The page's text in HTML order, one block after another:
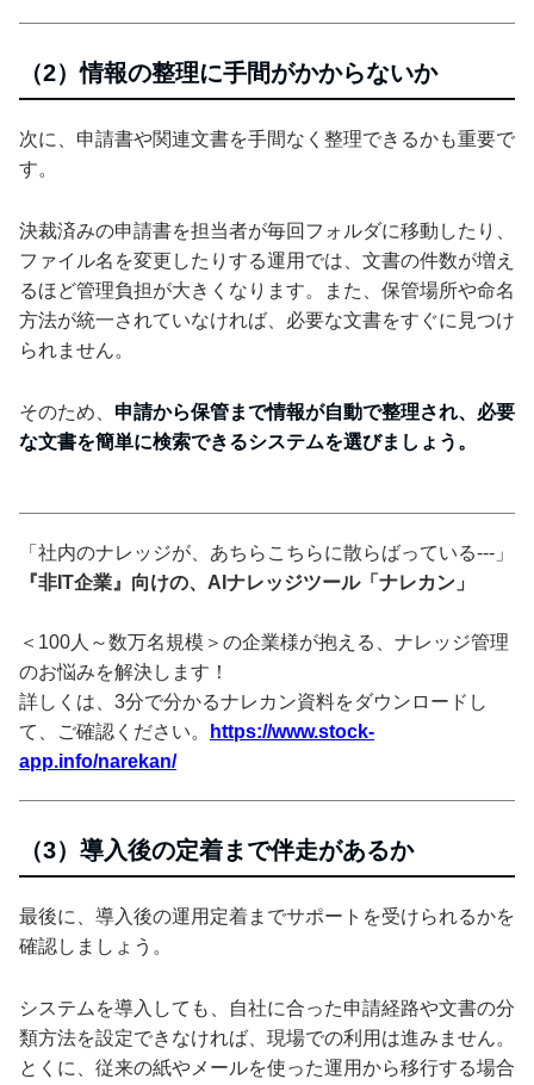
（2）情報の整理に手間がかからないか
次に、申請書や関連文書を手間なく整理できるかも重要で
す。
決裁済みの申請書を担当者が毎回フォルダに移動したり、
ファイル名を変更したりする運用では、文書の件数が増え
るほど管理負担が大きくなります。また、保管場所や命名
方法が統一されていなければ、必要な文書をすぐに見つけ
られません。
そのため、 申請から保管まで情報が自動で整理され、必要
な文書を簡単に検索できるシステムを選びましょう。
「社内のナレッジが、あちらこちらに散らばっている---」
『非IT企業』向けの、AIナレッジツール「ナレカン」
＜100人～数万名規模＞の企業様が抱える、ナレッジ管理
のお悩みを解決します！
詳しくは、3分で分かるナレカン資料をダウンロードし
て、ご確認ください。
https://www.stock-
app.info/narekan/
（3）導入後の定着まで伴走があるか
最後に、導入後の運用定着までサポートを受けられるかを
確認しましょう。
システムを導入しても、自社に合った申請経路や文書の分
類方法を設定できなければ、現場での利用は進みません。
とくに、従来の紙やメールを使った運用から移行する場合